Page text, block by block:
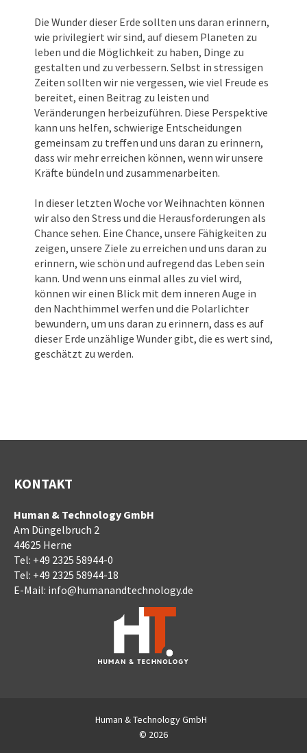
Die Wunder dieser Erde sollten uns daran erinnern,
wie privilegiert wir sind, auf diesem Planeten zu
leben und die Möglichkeit zu haben, Dinge zu
gestalten und zu verbessern. Selbst in stressigen
Zeiten sollten wir nie vergessen, wie viel Freude es
bereitet, einen Beitrag zu leisten und
Veränderungen herbeizuführen. Diese Perspektive
kann uns helfen, schwierige Entscheidungen
gemeinsam zu treffen und uns daran zu erinnern,
dass wir mehr erreichen können, wenn wir unsere
Kräfte bündeln und zusammenarbeiten.
In dieser letzten Woche vor Weihnachten können
wir also den Stress und die Herausforderungen als
Chance sehen. Eine Chance, unsere Fähigkeiten zu
zeigen, unsere Ziele zu erreichen und uns daran zu
erinnern, wie schön und aufregend das Leben sein
kann. Und wenn uns einmal alles zu viel wird,
können wir einen Blick mit dem inneren Auge in
den Nachthimmel werfen und die Polarlichter
bewundern, um uns daran zu erinnern, dass es auf
dieser Erde unzählige Wunder gibt, die es wert sind,
geschätzt zu werden.
KONTAKT
Human & Technology GmbH
Am Düngelbruch 2
44625 Herne
Tel: +49 2325 58944-0
Tel: +49 2325 58944-18
E-Mail: info@humanandtechnology.de
Human & Technology GmbH
© 2026